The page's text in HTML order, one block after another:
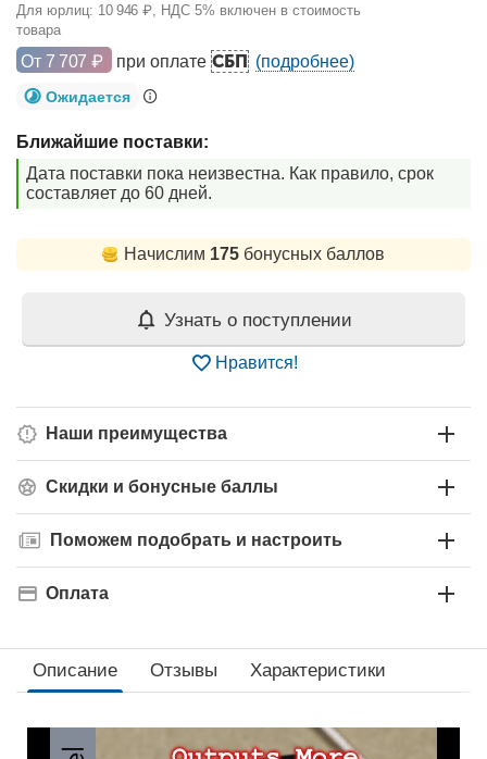
Для юрлиц: 10 946 ₽, НДС 5% включен в стоимость
товара
От 7 707 ₽ при оплате СБП (подробнее)
Ожидается
Ближайшие поставки:
Дата поставки пока неизвестна. Как правило, срок
составляет до 60 дней.
Начислим 175 бонусных баллов
Узнать о поступлении
Нравится!
Наши преимущества
Скидки и бонусные баллы
Поможем подобрать и настроить
Оплата
Описание Отзывы Характеристики